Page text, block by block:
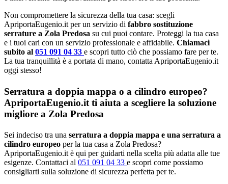
Non compromettere la sicurezza della tua casa: scegli
ApriportaEugenio.it per un servizio di fabbro sostituzione
serrature a Zola Predosa su cui puoi contare. Proteggi la tua casa
e i tuoi cari con un servizio professionale e affidabile. Chiamaci
subito al 051 091 04 33 e scopri tutto ciò che possiamo fare per te.
La tua tranquillità è a portata di mano, contatta ApriportaEugenio.it
oggi stesso!
Serratura a doppia mappa o a cilindro europeo?
ApriportaEugenio.it ti aiuta a scegliere la soluzione
migliore a Zola Predosa
Sei indeciso tra una serratura a doppia mappa e una serratura a
cilindro europeo per la tua casa a Zola Predosa?
ApriportaEugenio.it è qui per guidarti nella scelta più adatta alle tue
esigenze. Contattaci al 051 091 04 33 e scopri come possiamo
consigliarti sulla soluzione di sicurezza perfetta per te.